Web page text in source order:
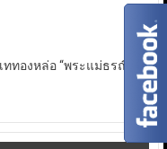
ทองหล่อ “พระแม่ธรณี”